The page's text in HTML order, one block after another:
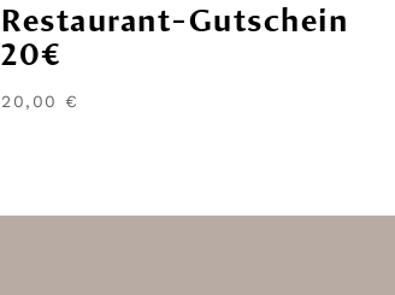
Restaurant-Gutschein
20€
20,00 €